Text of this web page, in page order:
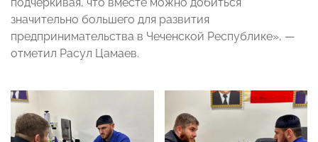
значительно большего для развития
предпринимательства в Чеченской Республике», —
отметил Расул Цамаев.